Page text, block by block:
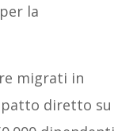
per la
migrati in
diretto su